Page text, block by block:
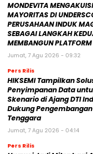
MONDEVITA
MAYORITAS DI
PERUSAHAAN INDUK
SEBAGAI LANGKAH
MEMBANGUN
Jumat, 7 Agu 2026 - 09:32
Pers Rilis
HIKSEMI Tampilkan
Penyimpanan Data
Skenario di Ajang DTI
Dukung
Tenggara
Jumat, 7 Agu 2026 - 04:14
Pers Rilis